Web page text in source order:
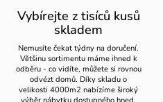
Vybírejte z tisíců kusů
skladem
Nemusíte čekat týdny na doručení.
Většinu sortimentu máme ihned k
odběru - co vidíte, můžete si rovnou
odvézt domů. Díky skladu o
velikosti 4000m2 nabízíme široký